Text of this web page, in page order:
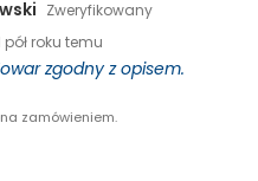
Zweryfikowany
roku temu
zgodny z opisem.
zamówieniem.